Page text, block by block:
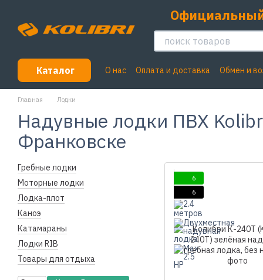
Каталог О нас Оплата и доставка Обмен и
Главная Лодки
Надувные лодки ПВХ
Франковске
6
6
Гребные лодки
Моторные лодки
Лодка-плот
Каноэ
Катамараны
Лодки RIB
Товары для отдыха